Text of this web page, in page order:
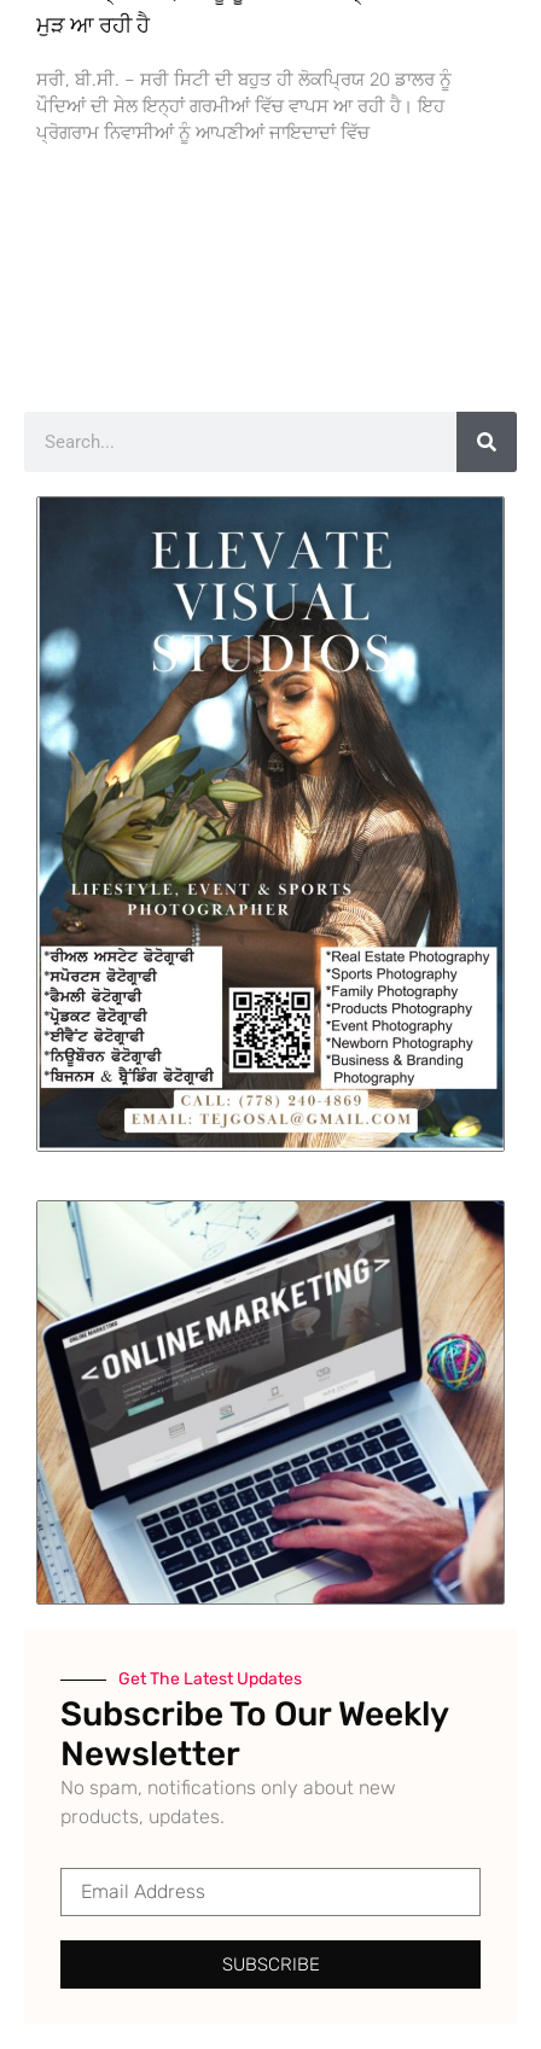
ਮੁੜ ਆ ਰਹੀ ਹੈ
ਸਰੀ, ਬੀ.ਸੀ. – ਸਰੀ ਸਿਟੀ ਦੀ ਬਹੁਤ ਹੀ ਲੋਕਪ੍ਰਿਯ 20 ਡਾਲਰ ਨੂੰ
ਪੌਦਿਆਂ ਦੀ ਸੇਲ ਇਨ੍ਹਾਂ ਗਰਮੀਆਂ ਵਿੱਚ ਵਾਪਸ ਆ ਰਹੀ ਹੈ। ਇਹ
ਪ੍ਰੋਗਰਾਮ ਨਿਵਾਸੀਆਂ ਨੂੰ ਆਪਣੀਆਂ ਜਾਇਦਾਦਾਂ ਵਿੱਚ
Get The Latest Updates
Subscribe To Our Weekly
Newsletter
No spam, notifications only about new
products, updates.
SUBSCRIBE